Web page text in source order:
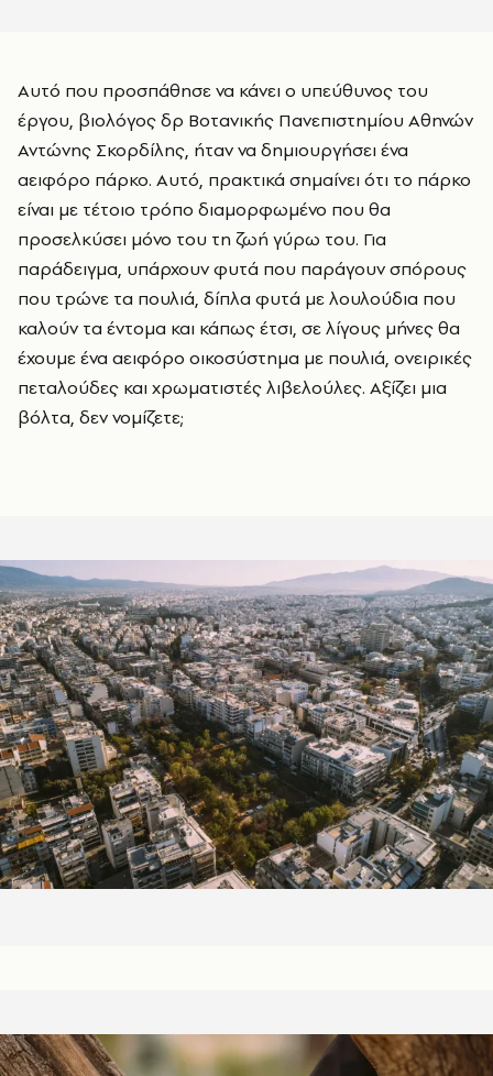
Αυτό που προσπάθησε να κάνει ο υπεύθυνος του
έργου, βιολόγος δρ Βοτανικής Πανεπιστημίου Αθηνών
Αντώνης Σκορδίλης, ήταν να δημιουργήσει ένα
αειφόρο πάρκο. Αυτό, πρακτικά σημαίνει ότι το πάρκο
είναι με τέτοιο τρόπο διαμορφωμένο που θα
προσελκύσει μόνο του τη ζωή γύρω του. Για
παράδειγμα, υπάρχουν φυτά που παράγουν σπόρους
που τρώνε τα πουλιά, δίπλα φυτά με λουλούδια που
καλούν τα έντομα και κάπως έτσι, σε λίγους μήνες θα
έχουμε ένα αειφόρο οικοσύστημα με πουλιά, ονειρικές
πεταλούδες και χρωματιστές λιβελούλες. Αξίζει μια
βόλτα, δεν νομίζετε;